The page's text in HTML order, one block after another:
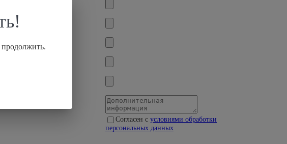
Согласен с условиями обработки
персональных данных
продолжить.